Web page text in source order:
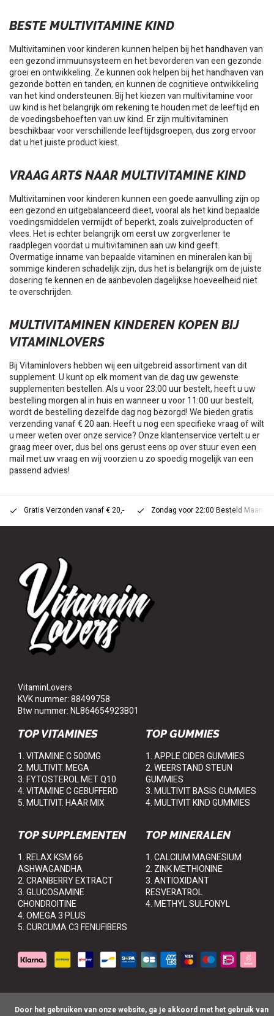
BESTE MULTIVITAMINE KIND
Multivitaminen voor kinderen kunnen helpen bij het handhaven van
een gezond immuunsysteem en het bevorderen van een gezonde
groei en ontwikkeling. Ze kunnen ook helpen bij het handhaven van
gezonde botten en tanden, en kunnen de cognitieve ontwikkeling
van het kind ondersteunen. Bij het kiezen van multivitamine voor
uw kind is het belangrijk om rekening te houden met de leeftijd en
de voedingsbehoeften van uw kind. Er zijn multivitaminen
beschikbaar voor verschillende leeftijdsgroepen, dus zorg ervoor
dat u het juiste product kiest.
VRAAG ARTS NAAR MULTIVITAMINE KIND
Multivitaminen voor kinderen kunnen een goede aanvulling zijn op
een gezond en uitgebalanceerd dieet, vooral als het kind bepaalde
voedingsmiddelen vermijdt of beperkt, zoals zuivelproducten of
vlees. Het is echter belangrijk om eerst uw zorgverlener te
raadplegen voordat u multivitaminen aan uw kind geeft.
Overmatige inname van bepaalde vitaminen en mineralen kan bij
sommige kinderen schadelijk zijn, dus het is belangrijk om de juiste
dosering te kennen en de aanbevolen dagelijkse hoeveelheid niet
te overschrijden.
MULTIVITAMINEN KINDEREN KOPEN BIJ
VITAMINLOVERS
Bij Vitaminlovers hebben wij een uitgebreid assortiment van dit
supplement. U kunt op elk moment van de dag uw gewenste
supplementen bestellen. Als u voor 23:00 uur bestelt, heeft u uw
bestelling morgen al in huis en wanneer u voor 11:00 uur bestelt,
wordt de bestelling dezelfde dag nog bezorgd! We bieden gratis
verzending vanaf € 20 aan. Heeft u nog een specifieke vraag of wilt
u meer weten over onze service? Onze klantenservice vertelt u er
graag meer over, dus bel ons gerust eens op over stuur even een
mail met uw vraag en wij voorzien u zo spoedig mogelijk van een
passend advies!
Gratis Verzonden vanaf € 20,- Zondag voor 22:00 Besteld
VitaminLovers
KVK nummer: 88499758
Btw nummer: NL864654923B01
TOP VITAMINES
1. VITAMINE C 500MG
2. MULTIVIT. MEGA
3. FYTOSTEROL MET Q10
4. VITAMINE C GEBUFFERD
5. MULTIVIT. HAAR MIX
TOP GUMMIES
1. APPLE CIDER GUMMIES
2. WEERSTAND STEUN
GUMMIES
3. MULTIVIT BASIS GUMMIES
4. MULTIVIT KIND GUMMIES
TOP SUPPLEMENTEN
1. RELAX KSM 66
ASHWAGANDHA
2. CRANBERRY EXTRACT
3. GLUCOSAMINE
CHONDROITINE
4. OMEGA 3 PLUS
5. CURCUMA C3 FENUFIBERS
TOP MINERALEN
1. CALCIUM MAGNESIUM
2. ZINK METHIONINE
3. ANTIOXIDANT
RESVERATROL
4. METHYL SULFONYL